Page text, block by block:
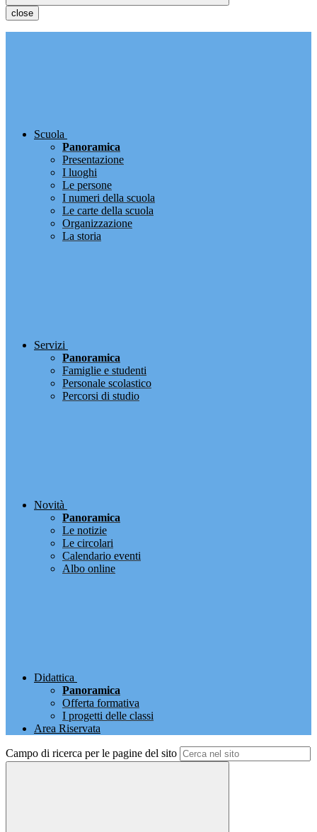
close
Scuola
Panoramica
Presentazione
I luoghi
Le persone
I numeri della scuola
Le carte della scuola
Organizzazione
La storia
Servizi
Panoramica
Famiglie e studenti
Personale scolastico
Percorsi di studio
Novità
Panoramica
Le notizie
Le circolari
Calendario eventi
Albo online
Didattica
Panoramica
Offerta formativa
I progetti delle classi
Area Riservata
Campo di ricerca per le pagine del sito